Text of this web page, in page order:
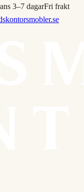
3–7 dagarFri frakt